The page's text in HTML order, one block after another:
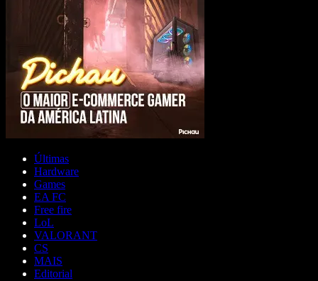
Últimas
Hardware
Games
EA FC
Free fire
LoL
VALORANT
CS
MAIS
Editorial